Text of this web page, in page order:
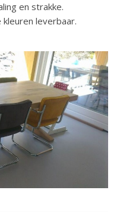
en strakke.
leverbaar.